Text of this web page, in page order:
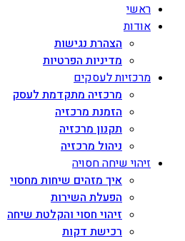
ראשי
אודות
הצהרת נגישות
מדיניות הפרטיות
מרכזיות לעסקים
מרכזיה מתקדמת לעסק
הזמנת מרכזיה
תקנון מרכזיה
ניהול מרכזיה
זיהוי שיחה חסויה
איך מזהים שיחות מחסוי
הפעלת השירות
זיהוי חסוי והקלטת שיחה
רכישת דקות